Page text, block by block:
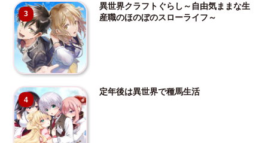
3
異世界クラフトぐらし～自由気ままな生
産職のほのぼのスローライフ～
4
定年後は異世界で種馬生活